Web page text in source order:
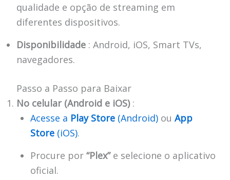
qualidade e opção de streaming em
diferentes dispositivos.
Disponibilidade: Android, iOS, Smart TVs,
navegadores.
Passo a Passo para Baixar
No celular (Android e iOS):
Acesse a Play Store(Android)ou App
Store(iOS).
Procure por “Plex”e selecione o aplicativo
oficial.